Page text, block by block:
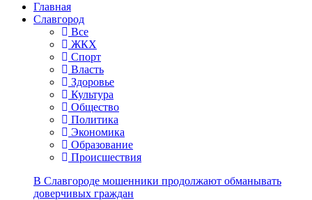
Главная
Славгород
Все
ЖКХ
Спорт
Власть
Здоровье
Культура
Общество
Политика
Экономика
Образование
Происшествия
В Славгороде мошенники продолжают обманывать
доверчивых граждан